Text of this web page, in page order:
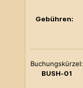
Gebühren:
Buchungskürzel:
BUSH-01